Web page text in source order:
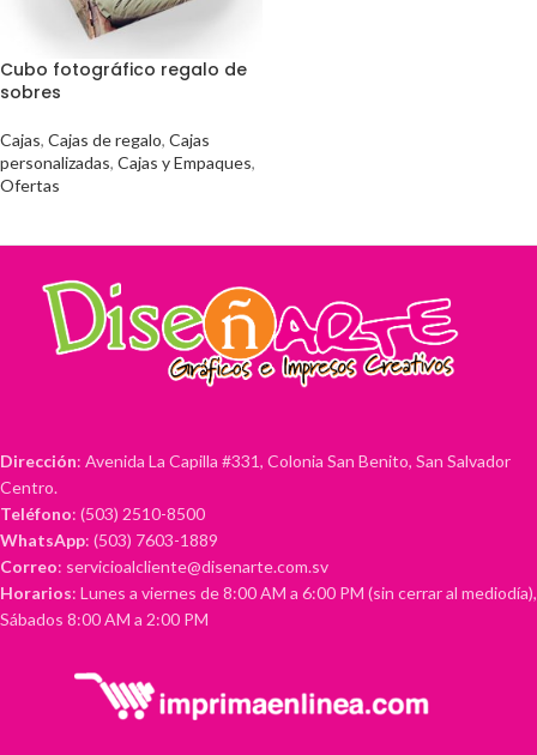
Cubo fotográfico regalo de
sobres
Cajas, Cajas de regalo, Cajas
personalizadas, Cajas y Empaques,
Ofertas
Dirección: Avenida La Capilla #331, Colonia San Benito, San Salvador
Centro.
Teléfono: (503) 2510-8500
WhatsApp: (503) 7603-1889
Correo: servicioalcliente@disenarte.com.sv
Horarios: Lunes a viernes de 8:00 AM a 6:00 PM (sin cerrar al mediodía),
Sábados 8:00 AM a 2:00 PM